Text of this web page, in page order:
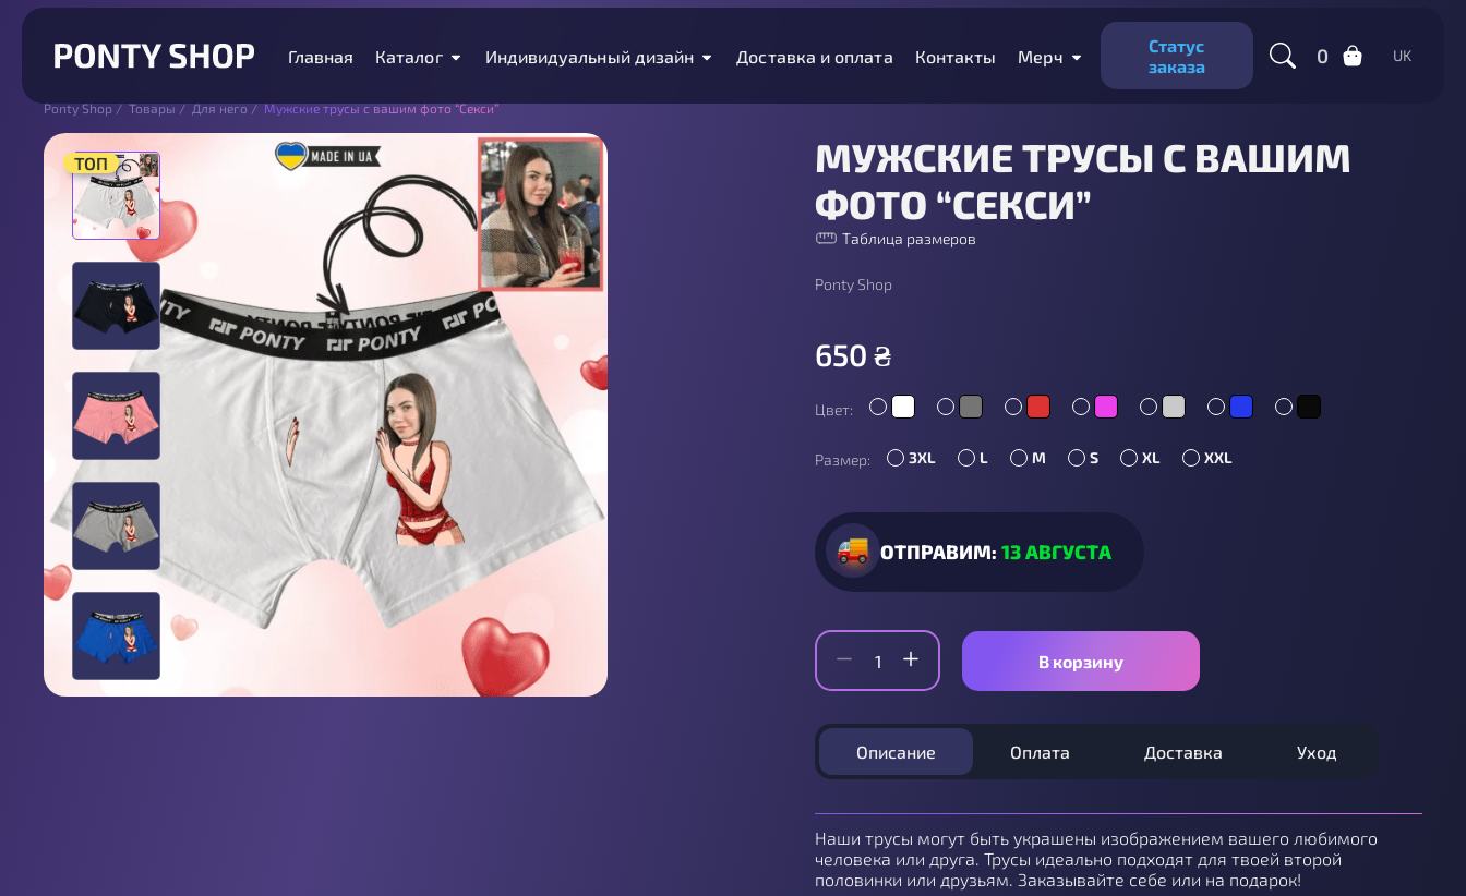
Главная Каталог Индивидуальный дизайн Доставка и оплата Контакты Мерч
Статус
заказа
0 UK
Ponty Shop/Товары/Для него/Мужские трусы с вашим фото “Секси”
ТОП
МУЖСКИЕ ТРУСЫ С ВАШИМ
ФОТО “СЕКСИ”
Таблица размеров
Ponty Shop
650 ₴
Цвет:
Размер: 3XL L M S XL XXL
ОТПРАВИМ: 13 АВГУСТА
В корзину
Описание Оплата Доставка Уход
Наши трусы могут быть украшены изображением вашего любимого
человека или друга. Трусы идеально подходят для твоей второй
половинки или друзьям. Заказывайте себе или на подарок!